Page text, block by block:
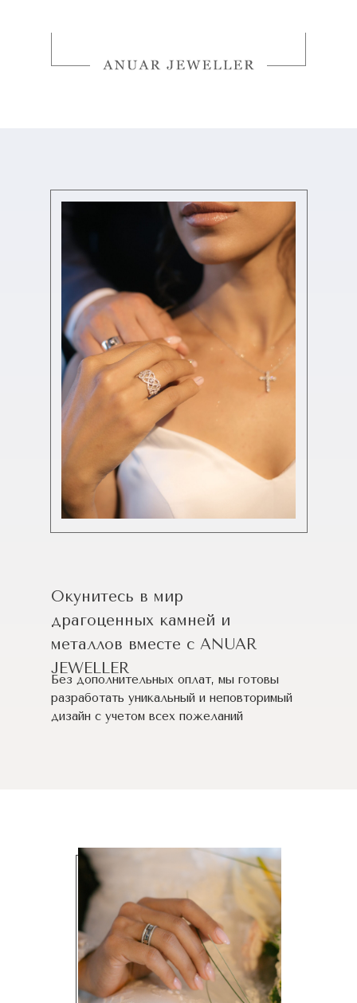
Окунитесь в мир
драгоценных камней и
металлов вместе с ANUAR
JEWELLER
Без дополнительных оплат, мы готовы
разработать уникальный и неповторимый
дизайн c учетом всех пожеланий